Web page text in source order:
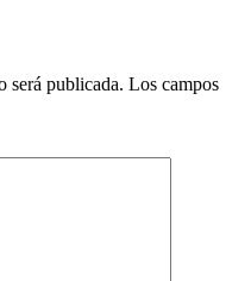
será publicada. Los campos